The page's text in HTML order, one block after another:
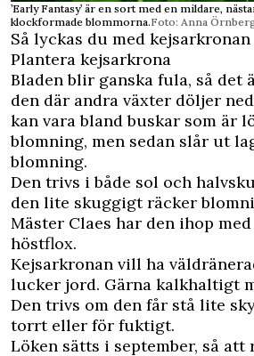
’Early Fantasy’ är en sort med en mildare,
klockformade blommorna.Foto: Anna
Så lyckas du med kejsarkronan
Plantera kejsarkrona
Bladen blir ganska fula, så det
den där andra växter döljer
kan vara bland buskar som är
blomning, men sedan slår ut
blomning.
Den trivs i både sol och
den lite skuggigt räcker
Mäster Claes har den ihop
höstflox.
Kejsarkronan vill ha
lucker jord. Gärna kalkhaltigt
Den trivs om den får stå lite
torrt eller för fuktigt.
Löken sätts i september, så